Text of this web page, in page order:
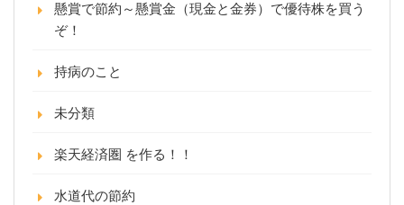
懸賞で節約～懸賞金（現金と金券）で優待株を買う
ぞ！
持病のこと
未分類
楽天経済圏 を作る！！
水道代の節約